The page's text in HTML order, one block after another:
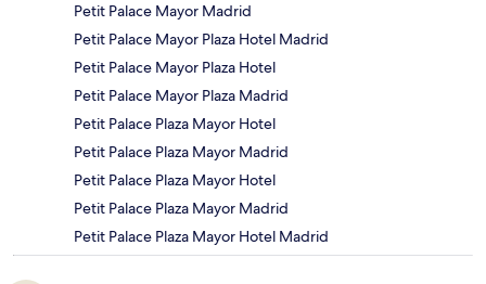
Petit Palace Mayor Madrid
Petit Palace Mayor Plaza Hotel Madrid
Petit Palace Mayor Plaza Hotel
Petit Palace Mayor Plaza Madrid
Petit Palace Plaza Mayor Hotel
Petit Palace Plaza Mayor Madrid
Petit Palace Plaza Mayor Hotel
Petit Palace Plaza Mayor Madrid
Petit Palace Plaza Mayor Hotel Madrid